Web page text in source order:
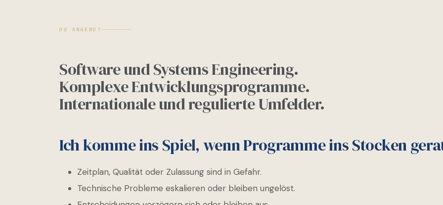
02 ANGEBOT
Software und Systems Engineering.
Komplexe Entwicklungsprogramme.
Internationale und regulierte Umfelder.
Ich komme ins Spiel, wenn Programme ins Stocken
Zeitplan, Qualität oder Zulassung sind in Gefahr.
Technische Probleme eskalieren oder bleiben ungelöst.